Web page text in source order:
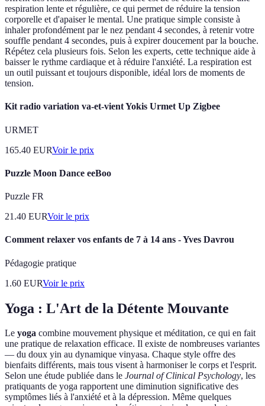
respiration lente et régulière, ce qui permet de réduire la tension
corporelle et d'apaiser le mental. Une pratique simple consiste à
inhaler profondément par le nez pendant 4 secondes, à retenir votre
souffle pendant 4 secondes, puis à expirer doucement par la bouche.
Répétez cela plusieurs fois. Selon les experts, cette technique aide à
baisser le rythme cardiaque et à réduire l'anxiété. La respiration est
un outil puissant et toujours disponible, idéal lors de moments de
tension.
Kit radio variation va-et-vient Yokis Urmet Up Zigbee
URMET
165.40 EURVoir le prix
Puzzle Moon Dance eeBoo
Puzzle FR
21.40 EURVoir le prix
Comment relaxer vos enfants de 7 à 14 ans - Yves Davrou
Pédagogie pratique
1.60 EURVoir le prix
Yoga : L'Art de la Détente Mouvante
Le yoga combine mouvement physique et méditation, ce qui en fait
une pratique de relaxation efficace. Il existe de nombreuses variantes
— du doux yin au dynamique vinyasa. Chaque style offre des
bienfaits différents, mais tous visent à harmoniser le corps et l'esprit.
Selon une étude publiée dans le Journal of Clinical Psychology, les
pratiquants de yoga rapportent une diminution significative des
symptômes liés à l'anxiété et à la dépression. Même quelques